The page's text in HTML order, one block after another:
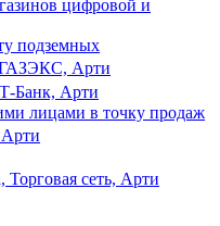
цифровой и
подземных
Арти
Т-Банк, Арти
лицами в точку продаж
Торговая сеть, Арти